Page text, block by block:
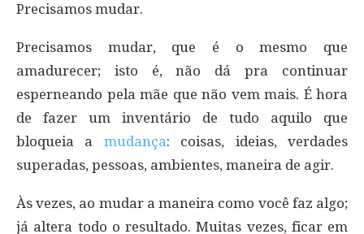
Precisamos mudar.
Precisamos mudar, que é o mesmo que
amadurecer; isto é, não dá pra continuar
esperneando pela mãe que não vem mais. É hora
de fazer um inventário de tudo aquilo que
bloqueia a mudança: coisas, ideias, verdades
superadas, pessoas, ambientes, maneira de agir.
Às vezes, ao mudar a maneira como você faz algo;
já altera todo o resultado. Muitas vezes, ficar em